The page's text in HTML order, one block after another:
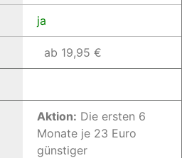
ja
ab 19,95 €
Aktion: Die ersten 6
Monate je 23 Euro
günstiger